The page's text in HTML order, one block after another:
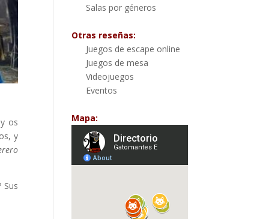
os
y
Salas por géneros
Otras reseñas:
Juegos de escape online
Juegos de mesa
Videojuegos
Eventos
Mapa: